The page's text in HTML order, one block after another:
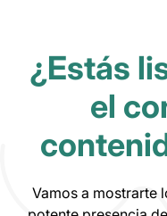
¿Estás
el
Vamos a mostrarte